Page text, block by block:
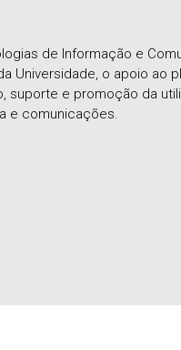
de Informação e
Universidade, o apoio ao
suporte e promoção da
e comunicações.